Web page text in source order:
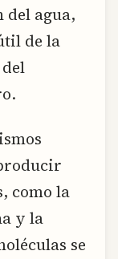
del agua,
de la
como la
y la
se